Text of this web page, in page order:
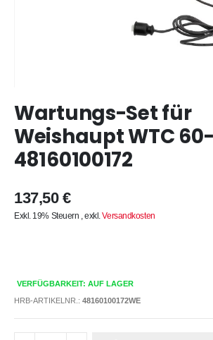
Anfang
Bildergalerie
springen
Wartungs-Set für
Weishaupt WTC
48160100172
137,50 €
Exkl. 19% Steuern ,exkl.Versandkosten
VERFÜGBARKEIT: AUF LAGER
HRB-ARTIKELNR.: 48160100172WE